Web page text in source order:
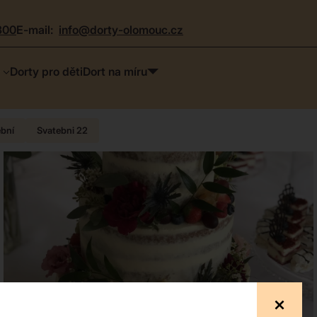
e-mail: info@dorty-olomouc.cz
Dorty pro dětiDort na míru
Svatebni 22